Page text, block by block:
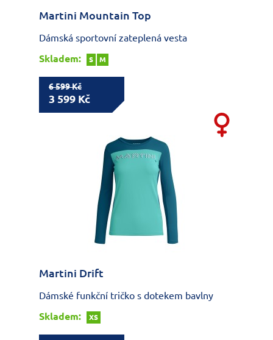
Martini Mountain Top
Dámská sportovní zateplená vesta
Skladem:
S M
6 599 Kč
3 599 Kč
Martini Drift
Dámské funkční tričko s dotekem bavlny
Skladem:
XS